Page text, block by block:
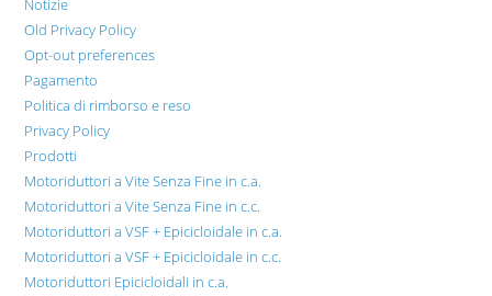
Notizie
Old Privacy Policy
Opt-out preferences
Pagamento
Politica di rimborso e reso
Privacy Policy
Prodotti
Motoriduttori a Vite Senza Fine in c.a.
Motoriduttori a Vite Senza Fine in c.c.
Motoriduttori a VSF + Epicicloidale in c.a.
Motoriduttori a VSF + Epicicloidale in c.c.
Motoriduttori Epicicloidali in c.a.